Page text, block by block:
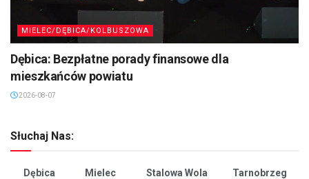
MIELEC/DĘBICA/KOLBUSZOWA
Dębica: Bezpłatne porady finansowe dla
mieszkańców powiatu
2026-08-07
Słuchaj Nas:
Dębica Mielec Stalowa Wola
Tarnobrzeg